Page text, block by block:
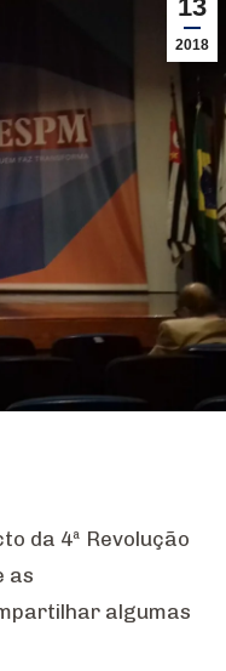
13
2018
da 4ª Revolução
as
algumas